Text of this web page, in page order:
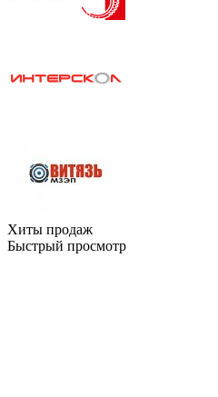
Хиты продаж
Быстрый просмотр